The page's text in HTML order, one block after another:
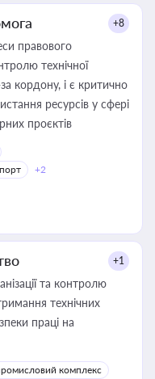
+8
правового
технічної
кордону, і є критично
ресурсів у сфері
проєктів
+2
+1
та контролю
технічних
праці на
комплекс